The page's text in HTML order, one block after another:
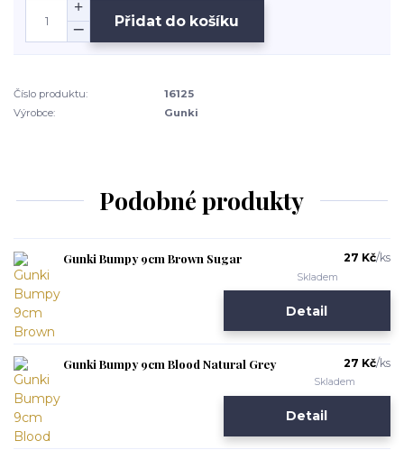
Přidat do košíku
Číslo produktu:
16125
Výrobce:
Gunki
Podobné produkty
Gunki Bumpy 9cm Brown Sugar 27 Kč/ks
Skladem
Detail
Gunki Bumpy 9cm Blood Natural Grey 27 Kč/ks
Skladem
Detail